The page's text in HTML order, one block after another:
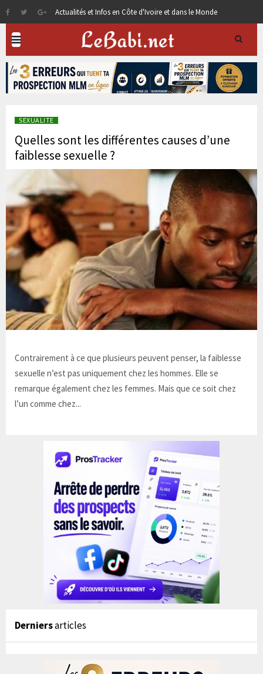
Actualités et Infos en Côte d'Ivoire et dans le Monde
SEXUALITE
Quelles sont les différentes causes d’une
faiblesse sexuelle ?
Contrairement à ce que plusieurs peuvent penser, la faiblesse
sexuelle n’est pas uniquement chez les hommes. Elle se
remarque également chez les femmes. Mais que ce soit chez
l’un comme chez...
Derniersarticles